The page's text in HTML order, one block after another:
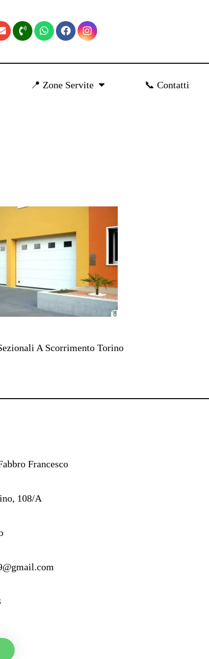
📍 Zone Servite 📞 Contatti
A Scorrimento Torino
Francesco
108/A